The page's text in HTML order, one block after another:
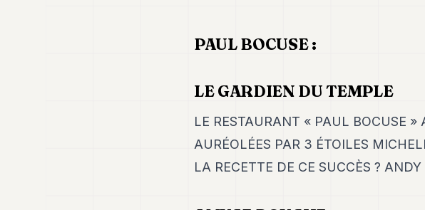
PAUL BOCUSE :
LE GARDIEN DU TEMPLE
LE RESTAURANT « PAUL BOCUSE »
AURÉOLÉES PAR 3 ÉTOILES
LA RECETTE DE CE SUCCÈS ?